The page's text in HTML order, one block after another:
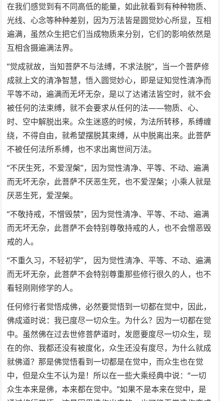
在我们感觉到有不同高低的能量，如此就看到有种种物质、
光线、心念等种种差别，因为万法皆是圆觉妙心所显，互相
遍满，虽然众生把它们当成物质来分别，它们的影响依然是
互相含摄遍满法界。
“觉成就故，当知菩萨不与法缚，不求法脱”，当一个菩萨修
成就上文的清净智慧，悟入圆觉妙心，即是证知觉性清净而
平等不动，遍满而无坏无杂，是以了达诸法皆空时，就不会
被任何的法束缚，就不会要求从任何的法——物质、心、
时、空中解脱出来。众生迷惑的时候，为法所转移，系缚缠
绕，不得自由，就希望摆脱其束缚，从中脱离出来。此菩萨
不被任何法所系缚，也不求出离世间万法。
“不厌生死，不爱涅槃”，因为觉性清净、平等、不动、遍满
而无坏无杂，此菩萨不厌恶生死，也不爱涅槃；小乘人就是
厌恶生死，爱涅槃。
“不敬持戒，不憎毁禁”，因为觉性清净、平等、不动、遍满
而无坏无杂，此菩萨不会特别尊敬持戒的人，也不会憎恶毁
戒的人。
“不重久习，不轻初学”， 因为觉性清净、平等、不动、遍满
而无坏无杂，此菩萨不会特别尊重那些修行很久的人，也不
看轻刚刚修学的人。
任何修行者觉悟成佛，必然要觉悟到一切都在觉中，因此，
佛成道时说：我已度尽一切众生。为什么？因为一切都在觉
中。虽然佛在过去世修菩萨道时，发愿要度尽一切众生，现
在的你、我都还没有被度化，众生还没有度尽，为什么就成
就佛道？那是佛觉悟看到一切都是在觉中，而众生也在觉
中，但是众生不认为是！所以在一些大乘经典中说：“一切
众生本来是佛，本来都在觉中。”如果不是本来在觉中，是